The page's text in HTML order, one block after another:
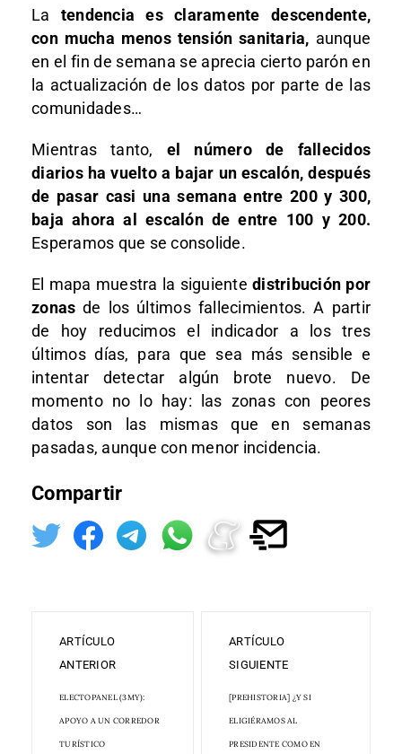
La tendencia es claramente descendente,
con mucha menos tensión sanitaria, aunque
en el fin de semana se aprecia cierto parón en
la actualización de los datos por parte de las
comunidades…
Mientras tanto, el número de fallecidos
diarios ha vuelto a bajar un escalón, después
de pasar casi una semana entre 200 y 300,
baja ahora al escalón de entre 100 y 200.
Esperamos que se consolide.
El mapa muestra la siguientedistribución por
zonas de los últimos fallecimientos. A partir
de hoy reducimos el indicador a los tres
últimos días, para que sea más sensible e
intentar detectar algún brote nuevo. De
momento no lo hay: las zonas con peores
datos son las mismas que en semanas
pasadas, aunque con menor incidencia.
Compartir
ARTÍCULO
ANTERIOR
ELECTOPANEL (3MY):
APOYO A UN CORREDOR
TURÍSTICO
ARTÍCULO
SIGUIENTE
[PREHISTORIA] ¿Y SI
ELIGIÉRAMOS AL
PRESIDENTE COMO EN